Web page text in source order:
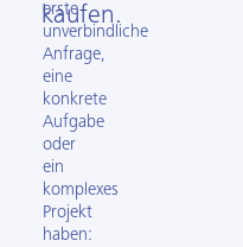
kaufen.
erste
unverbindliche
Anfrage,
eine
konkrete
Aufgabe
oder
ein
komplexes
Projekt
haben: